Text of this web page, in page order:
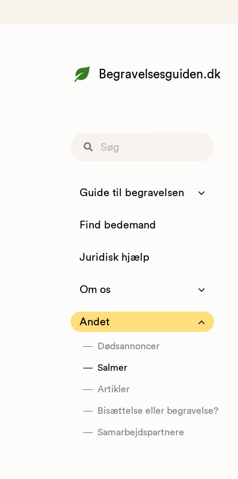
Begravelsesguiden.dk
Guide til begravelsen
Find bedemand
Juridisk hjælp
Om os
Andet
Dødsannoncer
Salmer
Artikler
Bisættelse eller begravelse?
Samarbejdspartnere